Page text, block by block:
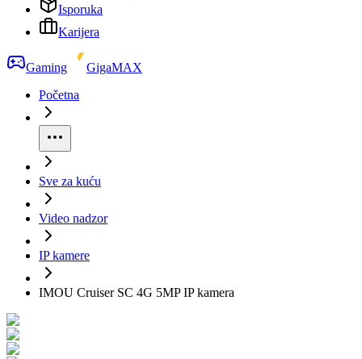
Isporuka
Karijera
Gaming
GigaMAX
Početna
Sve za kuću
Video nadzor
IP kamere
IMOU Cruiser SC 4G 5MP IP kamera